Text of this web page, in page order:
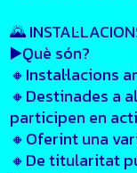
🌄
▶️Què són?
🔸Instal·lacions
🔸Destinades a
participen en
🔸Oferint una
🔸De titularitat